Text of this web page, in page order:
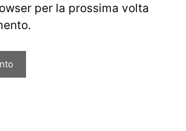
per la prossima volta